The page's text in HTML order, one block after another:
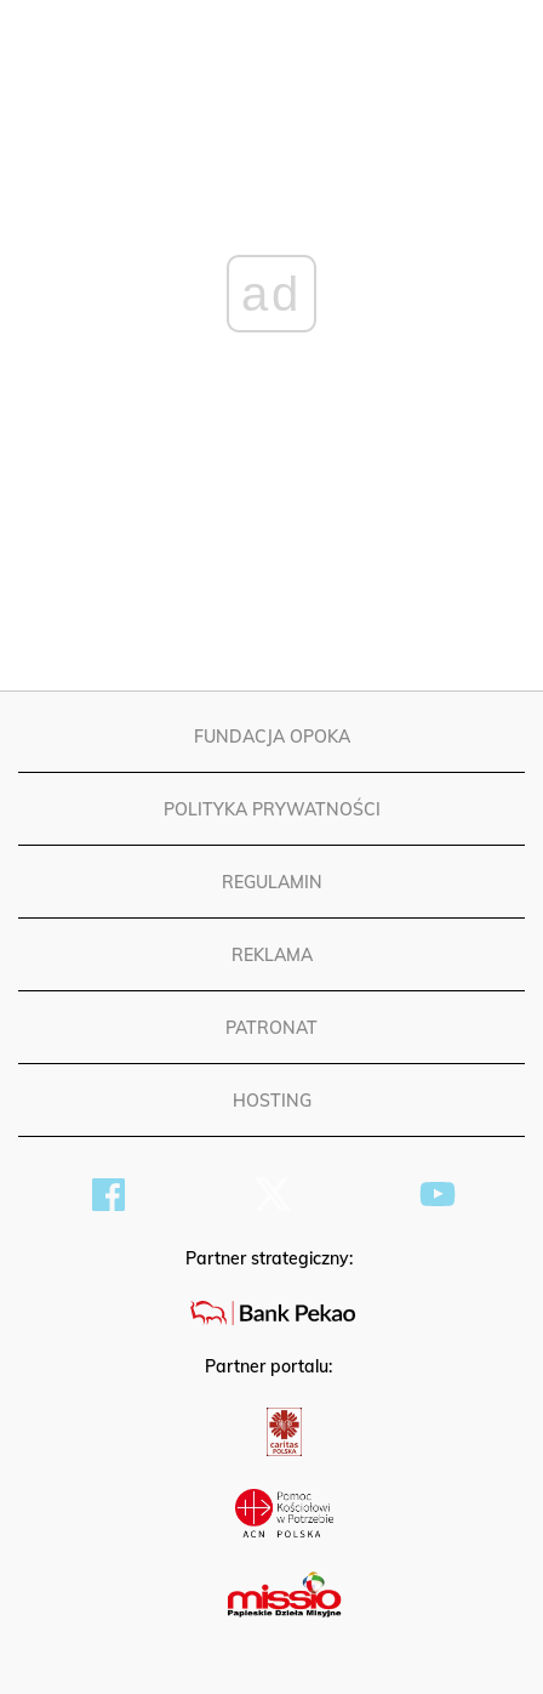
FUNDACJA OPOKA
POLITYKA PRYWATNOŚCI
REGULAMIN
REKLAMA
PATRONAT
HOSTING
Partner strategiczny:
Partner portalu: